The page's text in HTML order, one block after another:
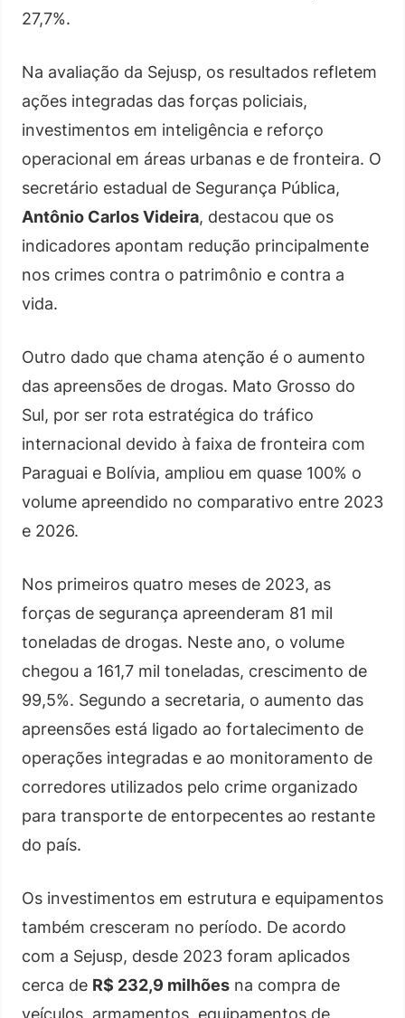
27,7%.
Na avaliação da Sejusp, os resultados refletem
ações integradas das forças policiais,
investimentos em inteligência e reforço
operacional em áreas urbanas e de fronteira. O
secretário estadual de Segurança Pública,
Antônio Carlos Videira, destacou que os
indicadores apontam redução principalmente
nos crimes contra o patrimônio e contra a
vida.
Outro dado que chama atenção é o aumento
das apreensões de drogas. Mato Grosso do
Sul, por ser rota estratégica do tráfico
internacional devido à faixa de fronteira com
Paraguai e Bolívia, ampliou em quase 100% o
volume apreendido no comparativo entre 2023
e 2026.
Nos primeiros quatro meses de 2023, as
forças de segurança apreenderam 81 mil
toneladas de drogas. Neste ano, o volume
chegou a 161,7 mil toneladas, crescimento de
99,5%. Segundo a secretaria, o aumento das
apreensões está ligado ao fortalecimento de
operações integradas e ao monitoramento de
corredores utilizados pelo crime organizado
para transporte de entorpecentes ao restante
do país.
Os investimentos em estrutura e equipamentos
também cresceram no período. De acordo
com a Sejusp, desde 2023 foram aplicados
cerca de R$ 232,9 milhões na compra de
veículos, armamentos, equipamentos de